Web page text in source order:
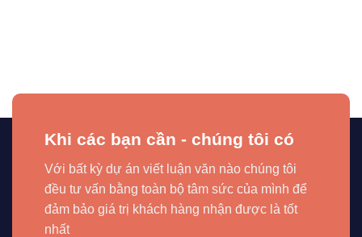
Khi các bạn cần - chúng tôi có
Với bất kỳ dự án viết luận văn nào chúng tôi
đều tư vấn bằng toàn bộ tâm sức của mình để
đảm bảo giá trị khách hàng nhận được là tốt
nhất